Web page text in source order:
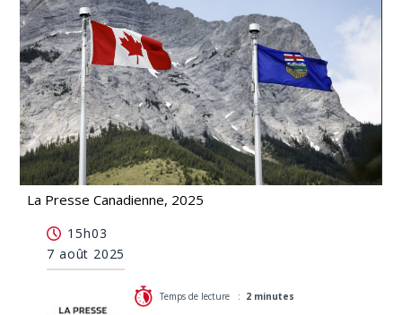
La Presse Canadienne, 2025
l'Alberta est examinée par la Cour
15h03
7 août 2025
Temps de lecture : 2 minutes